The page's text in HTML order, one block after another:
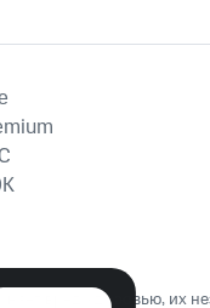
вред здоровью, их